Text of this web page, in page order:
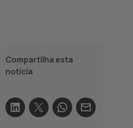
Compartilha esta
notícia